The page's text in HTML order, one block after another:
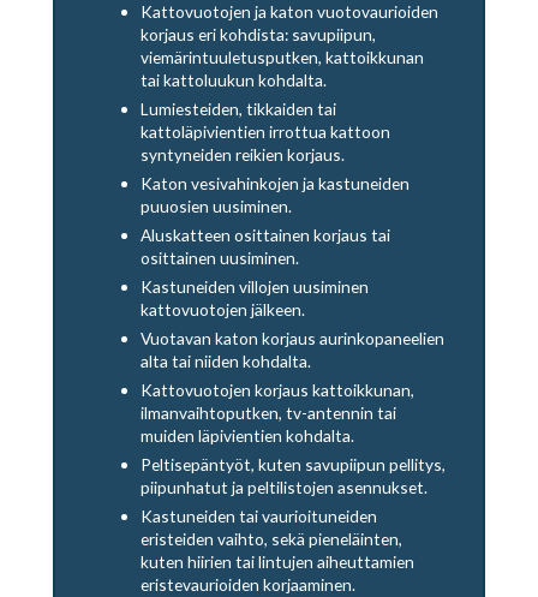
Kattovuotojen ja katon vuotovaurioiden
korjaus eri kohdista: savupiipun,
viemärintuuletusputken, kattoikkunan
tai kattoluukun kohdalta.
Lumiesteiden, tikkaiden tai
kattoläpivientien irrottua kattoon
syntyneiden reikien korjaus.
Katon vesivahinkojen ja kastuneiden
puuosien uusiminen.
Aluskatteen osittainen korjaus tai
osittainen uusiminen.
Kastuneiden villojen uusiminen
kattovuotojen jälkeen.
Vuotavan katon korjaus aurinkopaneelien
alta tai niiden kohdalta.
Kattovuotojen korjaus kattoikkunan,
ilmanvaihtoputken, tv-antennin tai
muiden läpivientien kohdalta.
Peltisepäntyöt, kuten savupiipun pellitys,
piipunhatut ja peltilistojen asennukset.
Kastuneiden tai vaurioituneiden
eristeiden vaihto, sekä pieneläinten,
kuten hiirien tai lintujen aiheuttamien
eristevaurioiden korjaaminen.